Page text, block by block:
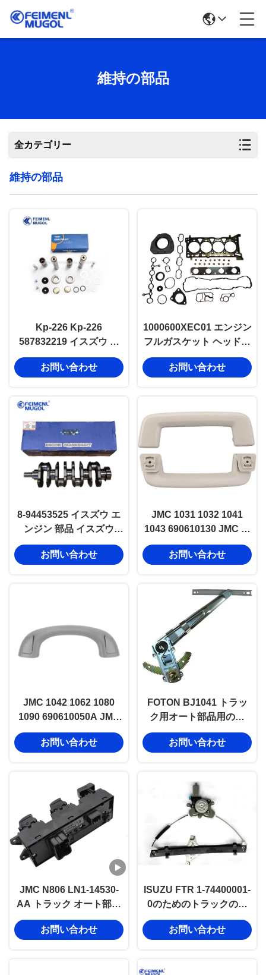
維持の部品
全カテゴリー
維持の部品
Kp-226 Kp-226
587832219 イスズウ ス
テアリングノックル 縦軸
エンジンキット 修理
お問い合わせ
1000600XEC01 エンジン
フルガスケット ヘッドガ
スケット グレートウォー
ル CC6450 GW4C20
お問い合わせ
8-94453525 イスズウ エ
ンジン 部品 イスズウ
4JB1 100P イスズウ
4jb1T 向け クランクシャ
お問い合わせ
JMC 1031 1032 1041
1043 690610130 JMC オ
ートパーツのためのフロ
ントアシストグリップ
お問い合わせ
JMC 1042 1062 1080
1090 690610050A JMC
オートパーツのためのフ
ロントアシストグリップ
お問い合わせ
FOTON BJ1041 トラッ
ク用オート部品用のド
ア・ウィンドウ・レギュ
レーター
お問い合わせ
JMC N806 LN1-14530-
AA トラック オート部品
のためのドア・ウィンド
ウ・レギュレータースイ
お問い合わせ
ISUZU FTR 1-74400001-
0のためのトラックのド
アの窓の調整装置
お問い合わせ